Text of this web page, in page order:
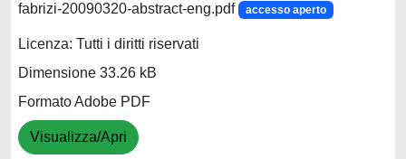
fabrizi-20090320-abstract-eng.pdf accesso aperto
Licenza: Tutti i diritti riservati
Dimensione 33.26 kB
Formato Adobe PDF
Visualizza/Apri